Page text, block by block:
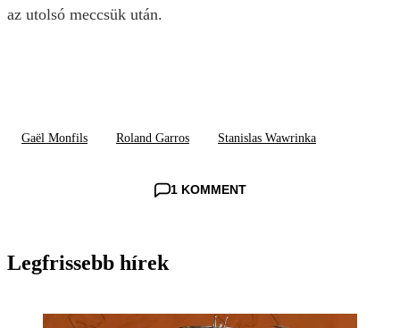
az utolsó meccsük után.
Gaël Monfils Roland Garros Stanislas Wawrinka
1 KOMMENT
Legfrissebb hírek